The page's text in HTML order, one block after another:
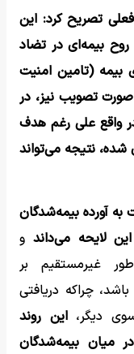
فعلی تصریح کرد: این
بیمه‌ای در تضاد
بیمه (تامین امنیت
صورت تصویب نیز، در
واقع علی رغم هدف
شده، نتیجه می‌تواند
آورده بیمه‌شدگان
لایحه می‌داند و
غیرمستقیم بر
چراکه دریافتی
دیگر،این روند
در میان بیمه‌شدگان